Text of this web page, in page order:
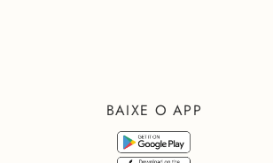
BAIXE O APP